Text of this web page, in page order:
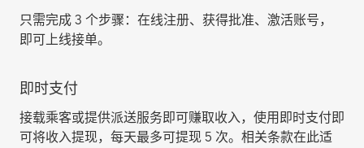
只需完成 3 个步骤：在线注册、获得批准、激活账号，
即可上线接单。
即时支付
接载乘客或提供派送服务即可赚取收入，使用即时支付即
可将收入提现，每天最多可提现 5 次。相关条款在此适